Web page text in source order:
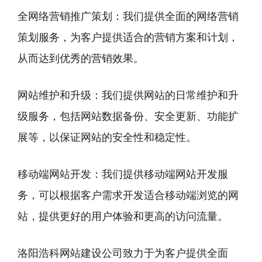
全网络营销推广策划：我们提供全面的网络营销
策划服务，为客户提供适合的营销方案和计划，
从而达到优秀的营销效果。
网站维护和升级：我们提供网站的日常维护和升
级服务，包括网站数据备份、安全更新、功能扩
展等，以保证网站的安全性和稳定性。
移动端网站开发：我们提供移动端网站开发服
务，可以根据客户需求开发适合移动端浏览的网
站，提供更好的用户体验和更高的访问流量。
洛阳浩科网站建设公司致力于为客户提供全面